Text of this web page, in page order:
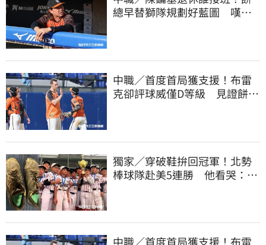
總早替獅隊規劃好藍圖 嘆新
中職／首度首局獲支援！布雷
克卻評球威僅D等級 見證餅總
獨家／穿破鞋拚回冠軍！北勢
棒球隊赴美5連勝 他看哭：台
中職／首度首局獲支援！布雷